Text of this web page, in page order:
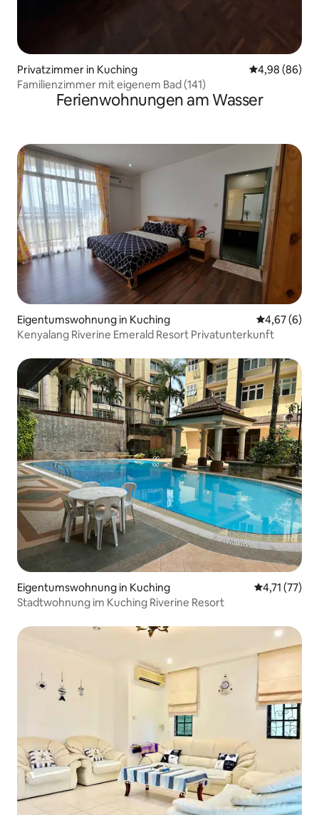
Privatzimmer in Kuching
4,98 (86)
Familienzimmer mit eigenem Bad (141)
Ferienwohnungen am Wasser
Eigentumswohnung in Kuching
4,67 (6)
Kenyalang Riverine Emerald Resort Privatunterkunft
Eigentumswohnung in Kuching
4,71 (77)
Stadtwohnung im Kuching Riverine Resort